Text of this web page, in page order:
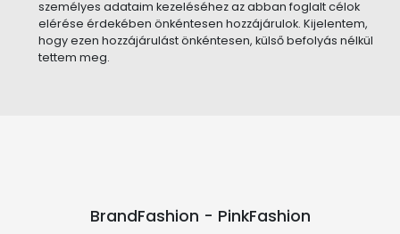
személyes adataim kezeléséhez az abban foglalt célok
elérése érdekében önkéntesen hozzájárulok. Kijelentem,
hogy ezen hozzájárulást önkéntesen, külső befolyás nélkül
tettem meg.
BrandFashion - PinkFashion